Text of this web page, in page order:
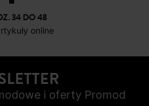
34 DO 48
online
i oferty Promod